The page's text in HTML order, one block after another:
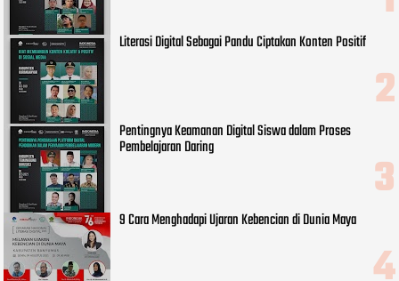
Literasi Digital Sebagai Pandu Ciptakan Konten Positif
Pentingnya Keamanan Digital Siswa dalam Proses
Pembelajaran Daring
9 Cara Menghadapi Ujaran Kebencian di Dunia Maya